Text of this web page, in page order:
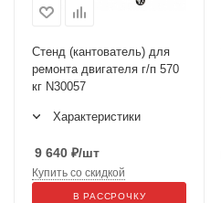
Стенд (кантователь) для
ремонта двигателя г/п 570
кг N30057
Характеристики
9 640 ₽/шт
Купить со скидкой
В РАССРОЧКУ